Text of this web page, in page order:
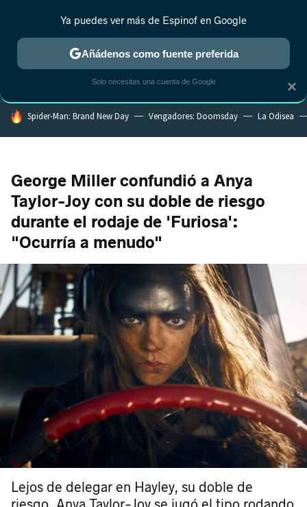
MENÚ NUEVO
ESTRENOS REALITY ANIME RANKINGS CINE
HOY SE HABLA DE
Spider-Man: Brand New Day Vengadores: Doomsday La Odisea
George Miller confundió a Anya
Taylor-Joy con su doble de riesgo
durante el rodaje de 'Furiosa':
"Ocurría a menudo"
Lejos de delegar en Hayley, su doble de
×
Ya puedes ver más de Espinof en Google
Añádenos como fuente preferida
Solo necesitas una cuenta de Google